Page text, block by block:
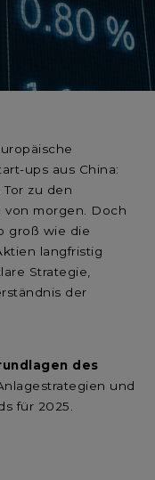
ups aus China:
zu den
morgen. Doch
groß wie die
langfristig
Strategie,
der
des
und
für 2025.